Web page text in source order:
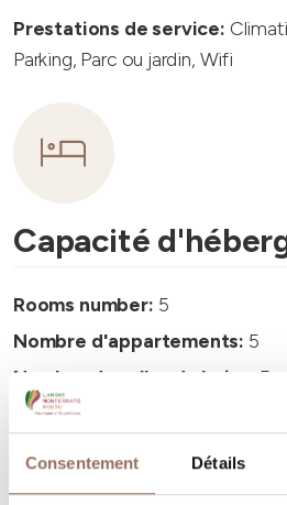
Consentement Détails
Prestations de service:
Parking, Parc ou jardin, Wifi
Capacité
Rooms number: 5
Nombre d'appartements: 5
Nombre de salles de bains:
5
Beds number: